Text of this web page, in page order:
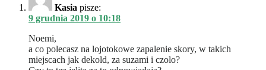
Kasia pisze:
9 grudnia 2019 o 10:18
Noemi,
a co polecasz na lojotokowe zapalenie skory, w takich
miejscach jak dekold, za suzami i czolo?